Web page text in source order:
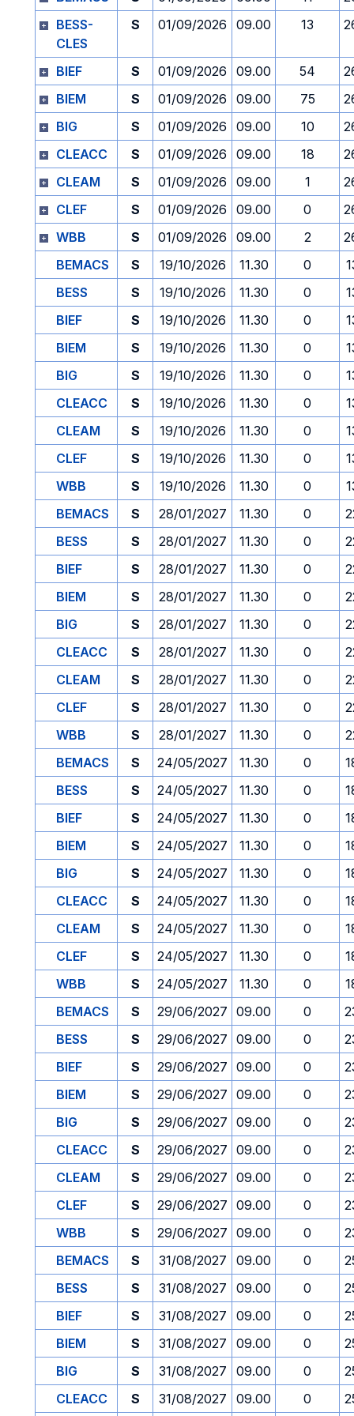
BESS-
CLES
S 01/09/2026 09.00 13
BIEF S 01/09/2026 09.00 54
BIEM
S 01/09/2026 09.00 75
BIG
S 01/09/2026 09.00 10
CLEACC
S 01/09/2026 09.00 18
CLEAM
S 01/09/2026 09.00 1
CLEF
S 01/09/2026 09.00 0
WBB
S 01/09/2026 09.00 2
BEMACS
S 19/10/2026 11.30 0
BESS
S 19/10/2026 11.30 0
BIEF
S 19/10/2026 11.30 0
BIEM
S 19/10/2026 11.30 0
BIG
S 19/10/2026 11.30 0
CLEACC
S 19/10/2026 11.30 0
CLEAM
S 19/10/2026 11.30 0
CLEF
S 19/10/2026 11.30 0
WBB
S 19/10/2026 11.30 0
BEMACS
S 28/01/2027 11.30 0
BESS
S 28/01/2027 11.30 0
BIEF
S 28/01/2027 11.30 0
BIEM
S 28/01/2027 11.30 0
BIG
S 28/01/2027 11.30 0
CLEACC
S 28/01/2027 11.30 0
CLEAM
S 28/01/2027 11.30 0
CLEF
S 28/01/2027 11.30 0
WBB
S 28/01/2027 11.30 0
BEMACS
S 24/05/2027 11.30 0
BESS
S 24/05/2027 11.30 0
BIEF
S 24/05/2027 11.30 0
BIEM
S 24/05/2027 11.30 0
BIG
S 24/05/2027 11.30 0
CLEACC
S 24/05/2027 11.30 0
CLEAM
S 24/05/2027 11.30 0
CLEF
S 24/05/2027 11.30 0
WBB
S 24/05/2027 11.30 0
BEMACS
S 29/06/2027 09.00 0
BESS
S 29/06/2027 09.00 0
BIEF
S 29/06/2027 09.00 0
BIEM
S 29/06/2027 09.00 0
BIG
S 29/06/2027 09.00 0
CLEACC
S 29/06/2027 09.00 0
CLEAM
S 29/06/2027 09.00 0
CLEF
S 29/06/2027 09.00 0
WBB
S 29/06/2027 09.00 0
BEMACS
S 31/08/2027 09.00 0
BESS
S 31/08/2027 09.00 0
BIEF
S 31/08/2027 09.00 0
BIEM
S 31/08/2027 09.00 0
BIG
S 31/08/2027 09.00 0
CLEACC
S 31/08/2027 09.00 0